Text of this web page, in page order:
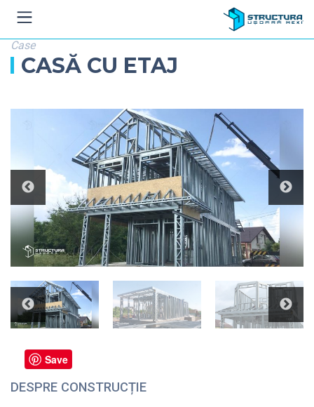
Case
CASĂ CU ETAJ
Save
DESPRE CONSTRUCȚIE